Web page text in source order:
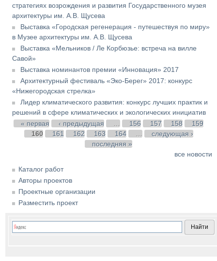
стратегиях возрождения и развития Государственного музея
архитектуры им. А.В. Щусева
Выставка «Городская регенерация - путешествуя по миру»
в Музее архитектуры им. А.В. Щусева
Выставка «Мельников / Ле Корбюзье: встреча на вилле
Савой»
Выставка номинантов премии «Инновация» 2017
Архитектурный фестиваль «Эко-Берег» 2017: конкурс
«Нижегородская стрелка»
Лидер климатического развития: конкурс лучших практик и
решений в сфере климатических и экологических инициатив
Страницы
« первая ‹ предыдущая 156 157 158
159
160
161 162 163 164
следующая ›
последняя »
все новости
Каталог работ
Авторы проектов
Проектные организации
Разместить проект